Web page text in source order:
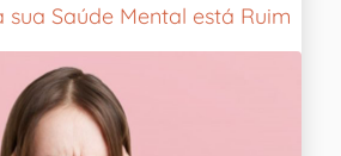
sua Saúde Mental está Ruim